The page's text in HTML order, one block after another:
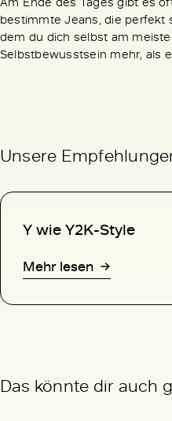
bestimmte Jeans, die perfekt
dem du dich selbst am
Selbstbewusstsein mehr, als
Unsere
Y wie Y2K-Style
Mehr lesen
Das könnte dir auch